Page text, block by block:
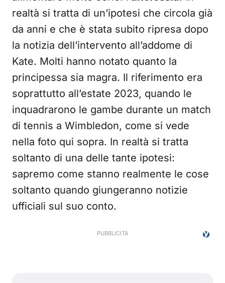
realtà si tratta di un’ipotesi che circola già
da anni e che è stata subito ripresa dopo
la notizia dell’intervento all’addome di
Kate. Molti hanno notato quanto la
principessa sia magra. Il riferimento era
soprattutto all’estate 2023, quando le
inquadrarono le gambe durante un match
di tennis a Wimbledon, come si vede
nella foto qui sopra. In realtà si tratta
soltanto di una delle tante ipotesi:
sapremo come stanno realmente le cose
soltanto quando giungeranno notizie
ufficiali sul suo conto.